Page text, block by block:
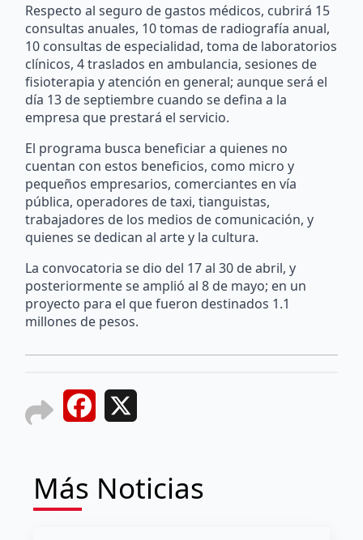
Respecto al seguro de gastos médicos, cubrirá 15
consultas anuales, 10 tomas de radiografía anual,
10 consultas de especialidad, toma de laboratorios
clínicos, 4 traslados en ambulancia, sesiones de
fisioterapia y atención en general; aunque será el
día 13 de septiembre cuando se defina a la
empresa que prestará el servicio.
El programa busca beneficiar a quienes no
cuentan con estos beneficios, como micro y
pequeños empresarios, comerciantes en vía
pública, operadores de taxi, tianguistas,
trabajadores de los medios de comunicación, y
quienes se dedican al arte y la cultura.
La convocatoria se dio del 17 al 30 de abril, y
posteriormente se amplió al 8 de mayo; en un
proyecto para el que fueron destinados 1.1
millones de pesos.
Facebook
Más Noticias